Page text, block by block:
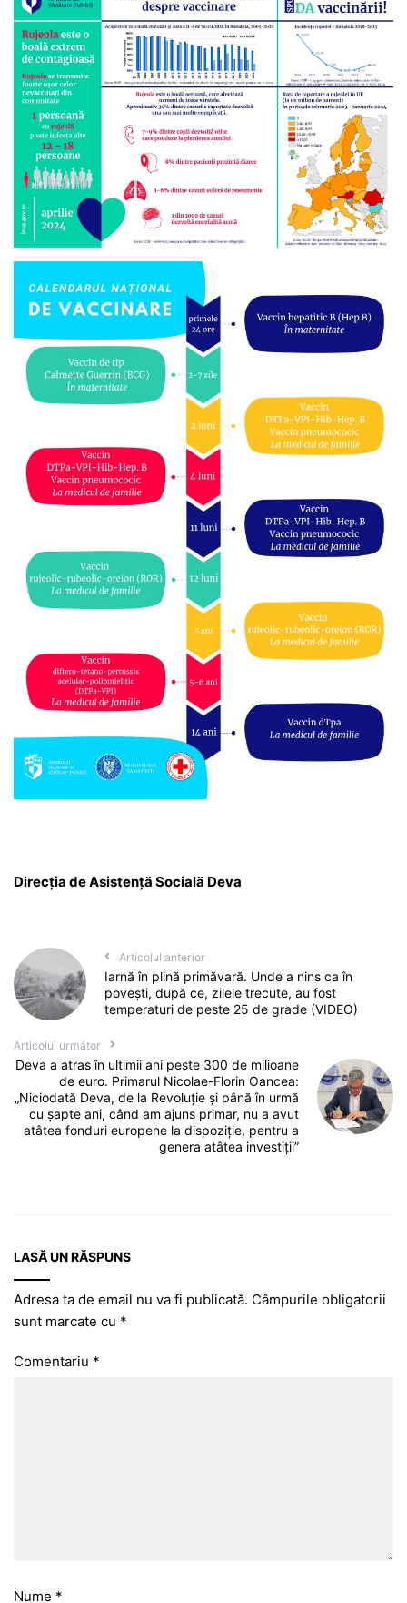
Direcția de Asistență Socială Deva
Articolul anterior
Iarnă în plină primăvară. Unde a nins ca în
povești, după ce, zilele trecute, au fost
temperaturi de peste 25 de grade (VIDEO)
Articolul următor
Deva a atras în ultimii ani peste 300 de milioane
de euro. Primarul Nicolae-Florin Oancea:
„Niciodată Deva, de la Revoluție și până în urmă
cu șapte ani, când am ajuns primar, nu a avut
atâtea fonduri europene la dispoziție, pentru a
genera atâtea investiții”
LASĂ UN RĂSPUNS
Adresa ta de email nu va fi publicată. Câmpurile obligatorii
sunt marcate cu *
Comentariu *
Nume *